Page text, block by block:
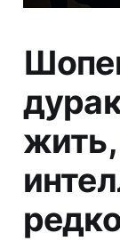
жить,